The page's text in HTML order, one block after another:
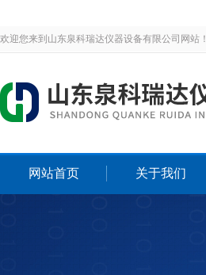
欢迎您来到山东泉科瑞达仪器设备有限公司网站！
网站首页 关于我们